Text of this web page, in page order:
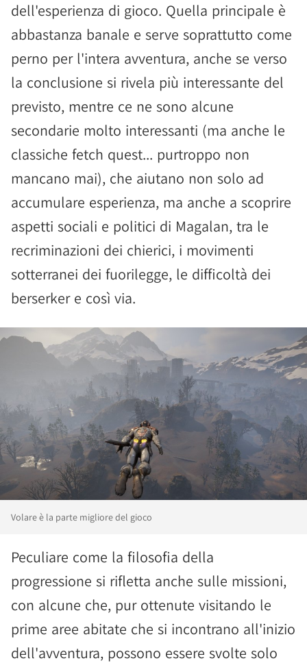
dell'esperienza di gioco. Quella principale è
abbastanza banale e serve soprattutto come
perno per l'intera avventura, anche se verso
la conclusione si rivela più interessante del
previsto, mentre ce ne sono alcune
secondarie molto interessanti (ma anche le
classiche fetch quest... purtroppo non
mancano mai), che aiutano non solo ad
accumulare esperienza, ma anche a scoprire
aspetti sociali e politici di Magalan, tra le
recriminazioni dei chierici, i movimenti
sotterranei dei fuorilegge, le difficoltà dei
berserker e così via.
Volare è la parte migliore del gioco
Peculiare come la filosofia della
progressione si rifletta anche sulle missioni,
con alcune che, pur ottenute visitando le
prime aree abitate che si incontrano all'inizio
dell'avventura, possono essere svolte solo